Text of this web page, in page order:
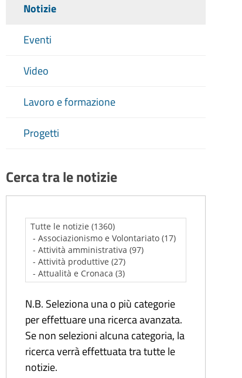
Notizie
Eventi
Video
Lavoro e formazione
Progetti
Cerca tra le notizie
N.B. Seleziona una o più categorie
per effettuare una ricerca avanzata.
Se non selezioni alcuna categoria, la
ricerca verrà effettuata tra tutte le
notizie.